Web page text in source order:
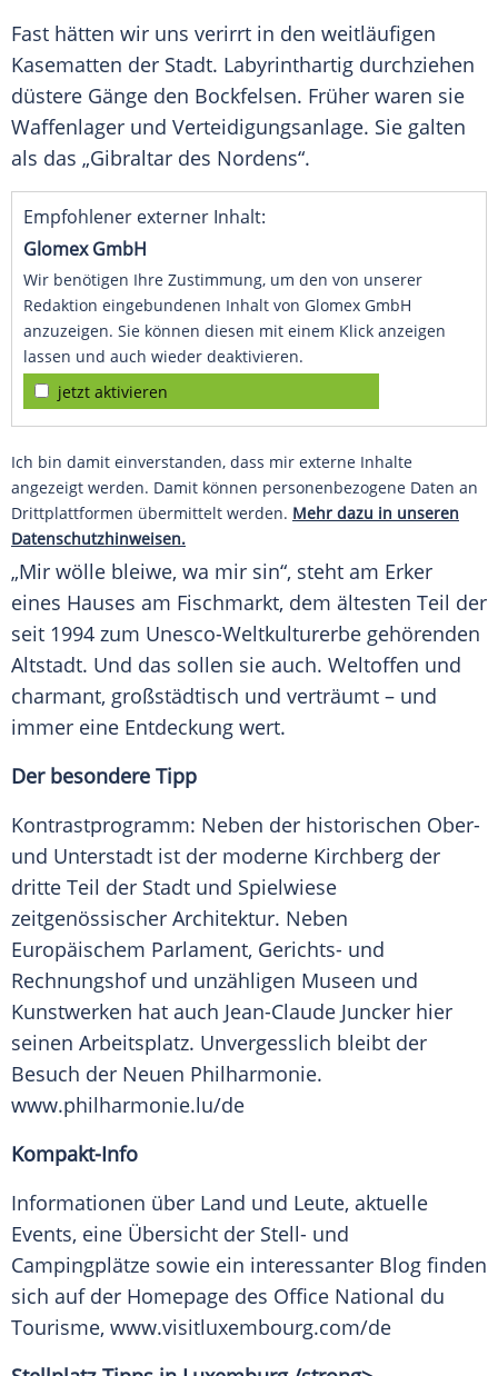
Fast hätten wir uns verirrt in den weitläufigen
Kasematten der Stadt. Labyrinthartig durchziehen
düstere Gänge den Bockfelsen. Früher waren sie
Waffenlager und Verteidigungsanlage. Sie galten
als das „Gibraltar des Nordens“.
Empfohlener externer Inhalt:
Glomex GmbH
Wir benötigen Ihre Zustimmung, um den von unserer
Redaktion eingebundenen Inhalt von Glomex GmbH
anzuzeigen. Sie können diesen mit einem Klick anzeigen
lassen und auch wieder deaktivieren.
jetzt aktivieren
Ich bin damit einverstanden, dass mir externe Inhalte
angezeigt werden. Damit können personenbezogene Daten an
Drittplattformen übermittelt werden. Mehr dazu in unseren
Datenschutzhinweisen.
„Mir wölle bleiwe, wa mir sin“, steht am Erker
eines Hauses am Fischmarkt, dem ältesten Teil der
seit 1994 zum Unesco-Weltkulturerbe gehörenden
Altstadt. Und das sollen sie auch. Weltoffen und
charmant, großstädtisch und verträumt – und
immer eine Entdeckung wert.
Der besondere Tipp
Kontrastprogramm: Neben der historischen Ober-
und Unterstadt ist der moderne Kirchberg der
dritte Teil der Stadt und Spielwiese
zeitgenössischer Architektur. Neben
Europäischem Parlament, Gerichts- und
Rechnungshof und unzähligen Museen und
Kunstwerken hat auch Jean-Claude Juncker hier
seinen Arbeitsplatz. Unvergesslich bleibt der
Besuch der Neuen Philharmonie.
www.philharmonie.lu/de
Kompakt-Info
Informationen über Land und Leute, aktuelle
Events, eine Übersicht der Stell- und
Campingplätze sowie ein interessanter Blog finden
sich auf der Homepage des Office National du
Tourisme, www.visitluxembourg.com/de